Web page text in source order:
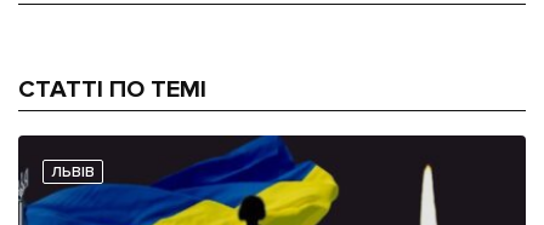
СТАТТІ ПО ТЕМІ
ЛЬВІВ